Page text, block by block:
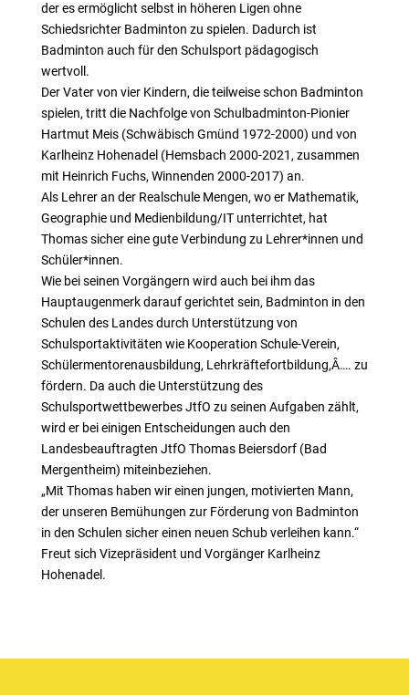
der es ermöglicht selbst in höheren Ligen ohne
Schiedsrichter Badminton zu spielen. Dadurch ist
Badminton auch für den Schulsport pädagogisch
wertvoll.
Der Vater von vier Kindern, die teilweise schon Badminton
spielen, tritt die Nachfolge von Schulbadminton-Pionier
Hartmut Meis (Schwäbisch Gmünd 1972-2000) und von
Karlheinz Hohenadel (Hemsbach 2000-2021, zusammen
mit Heinrich Fuchs, Winnenden 2000-2017) an.
Als Lehrer an der Realschule Mengen, wo er Mathematik,
Geographie und Medienbildung/IT unterrichtet, hat
Thomas sicher eine gute Verbindung zu Lehrer*innen und
Schüler*innen.
Wie bei seinen Vorgängern wird auch bei ihm das
Hauptaugenmerk darauf gerichtet sein, Badminton in den
Schulen des Landes durch Unterstützung von
Schulsportaktivitäten wie Kooperation Schule-Verein,
Schülermentorenausbildung, Lehrkräftefortbildung,Â…. zu
fördern. Da auch die Unterstützung des
Schulsportwettbewerbes JtfO zu seinen Aufgaben zählt,
wird er bei einigen Entscheidungen auch den
Landesbeauftragten JtfO Thomas Beiersdorf (Bad
Mergentheim) miteinbeziehen.
„Mit Thomas haben wir einen jungen, motivierten Mann,
der unseren Bemühungen zur Förderung von Badminton
in den Schulen sicher einen neuen Schub verleihen kann.“
Freut sich Vizepräsident und Vorgänger Karlheinz
Hohenadel.